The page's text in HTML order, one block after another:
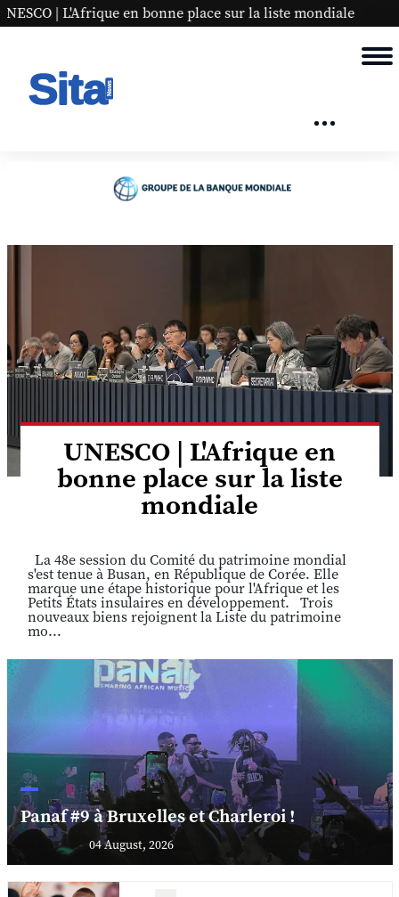
place sur la liste mondiale Panaf #9 à Bruxelles et
UNESCO | L'Afrique en
bonne place sur la liste
mondiale
La 48e session du Comité du patrimoine mondial
s'est tenue à Busan, en République de Corée. Elle
marque une étape historique pour l'Afrique et les
Petits États insulaires en développement. Trois
nouveaux biens rejoignent la Liste du patrimoine
mo...
Panaf #9 à Bruxelles et Charleroi !
04 August, 2026